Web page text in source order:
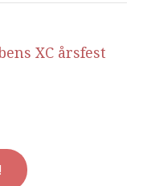
XC årsfest